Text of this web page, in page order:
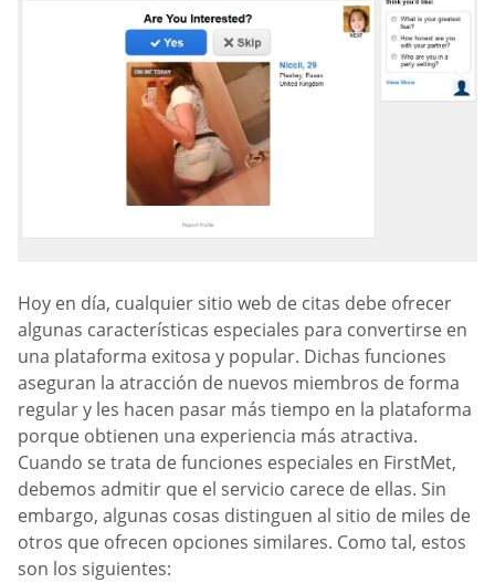
Hoy en día, cualquier sitio web de citas debe ofrecer
algunas características especiales para convertirse en
una plataforma exitosa y popular. Dichas funciones
aseguran la atracción de nuevos miembros de forma
regular y les hacen pasar más tiempo en la plataforma
porque obtienen una experiencia más atractiva.
Cuando se trata de funciones especiales en FirstMet,
debemos admitir que el servicio carece de ellas. Sin
embargo, algunas cosas distinguen al sitio de miles de
otros que ofrecen opciones similares. Como tal, estos
son los siguientes: